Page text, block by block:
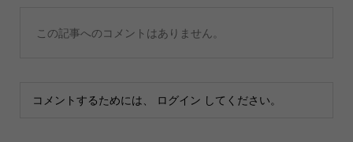
この記事へのコメントはありません。
コメントするためには、 ログイン してください。